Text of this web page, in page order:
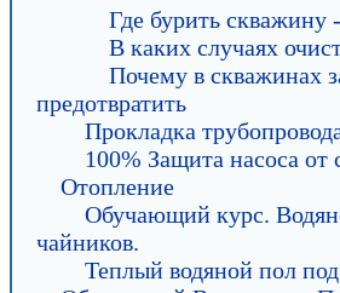
Где бурить скважину
В каких случаях
Почему в скважинах
предотвратить
Прокладка
100% Защита насоса от
Отопление
Обучающий курс.
чайников.
Теплый водяной пол